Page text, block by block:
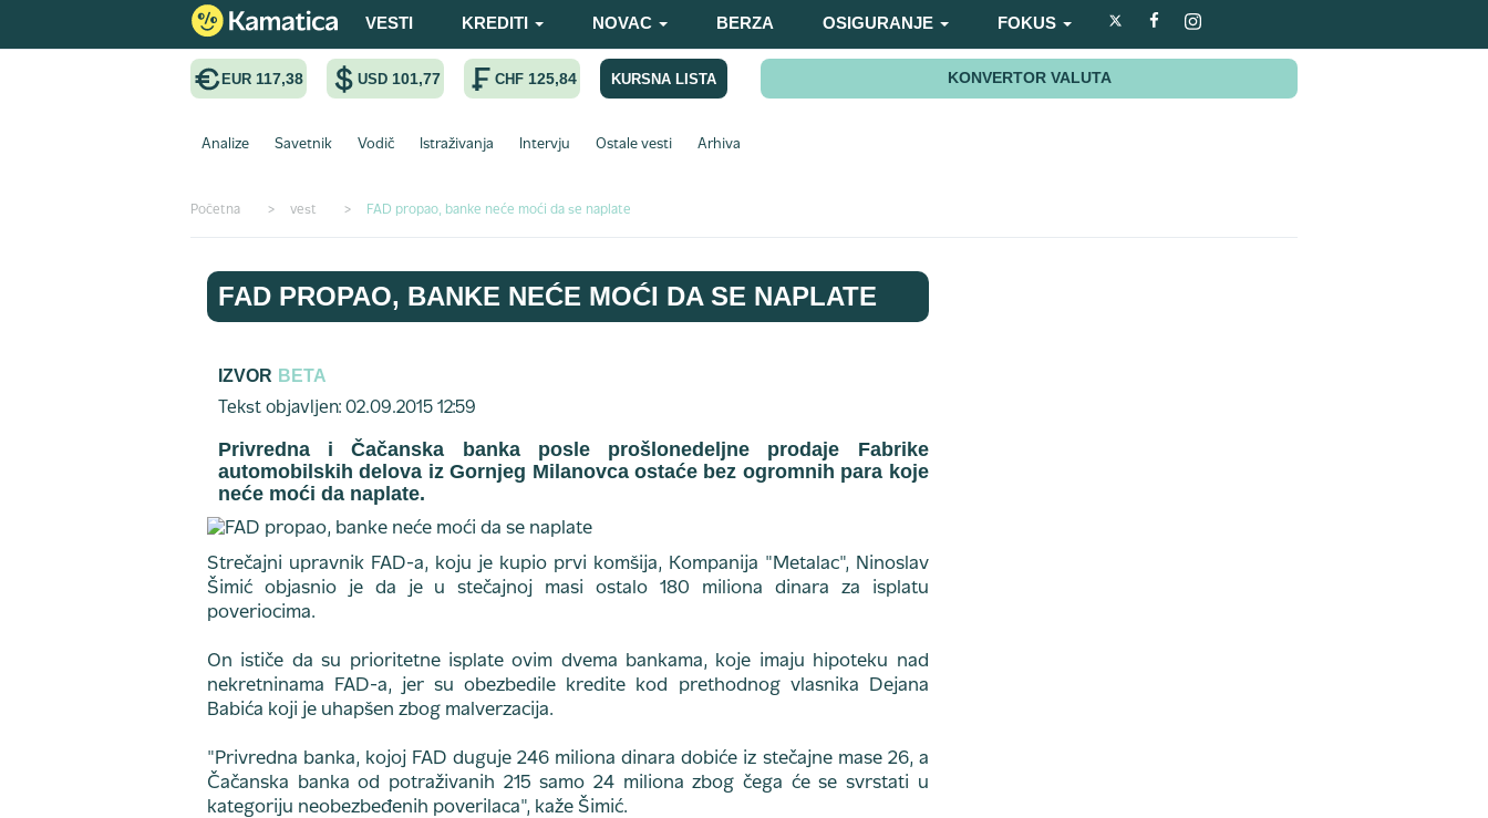
VESTI KREDITI NOVAC BERZA OSIGURANJE FOKUS
EUR 117,38 USD 101,77 CHF 125,84 KURSNA LISTA KONVERTOR VALUTA
Analize Savetnik Vodič Istraživanja Intervju Ostale vesti Arhiva
Početna > vest > FAD propao, banke neće moći da se naplate
FAD PROPAO, BANKE NEĆE MOĆI DA SE NAPLATE
IZVOR BETA
Tekst objavljen: 02.09.2015 12:59
Privredna i Čačanska banka posle prošlonedeljne prodaje Fabrike
automobilskih delova iz Gornjeg Milanovca ostaće bez ogromnih para koje
neće moći da naplate.
Strečajni upravnik FAD-a, koju je kupio prvi komšija, Kompanija "Metalac", Ninoslav
Šimić objasnio je da je u stečajnoj masi ostalo 180 miliona dinara za isplatu
poveriocima.
On ističe da su prioritetne isplate ovim dvema bankama, koje imaju hipoteku nad
nekretninama FAD-a, jer su obezbedile kredite kod prethodnog vlasnika Dejana
Babića koji je uhapšen zbog malverzacija.
"Privredna banka, kojoj FAD duguje 246 miliona dinara dobiće iz stečajne mase 26, a
Čačanska banka od potraživanih 215 samo 24 miliona zbog čega će se svrstati u
kategoriju neobezbeđenih poverilaca", kaže Šimić.